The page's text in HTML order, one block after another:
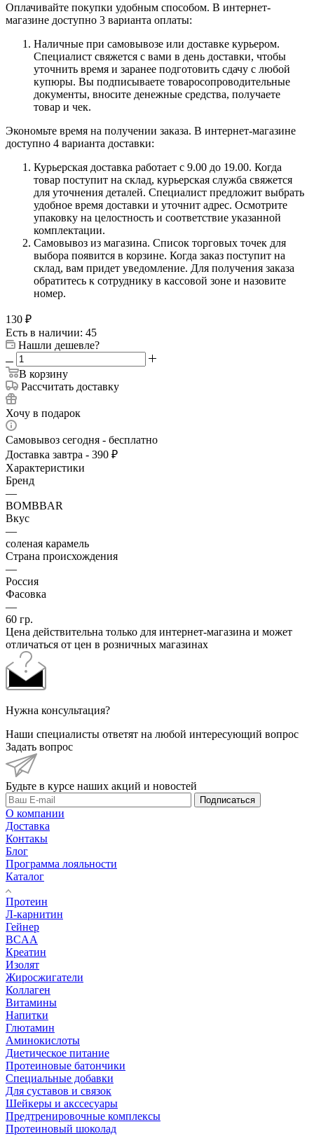
Оплачивайте покупки удобным способом. В интернет-
магазине доступно 3 варианта оплаты:
Наличные при самовывозе или доставке курьером.
Специалист свяжется с вами в день доставки, чтобы
уточнить время и заранее подготовить сдачу с любой
купюры. Вы подписываете товаросопроводительные
документы, вносите денежные средства, получаете
товар и чек.
Экономьте время на получении заказа. В интернет-магазине
доступно 4 варианта доставки:
Курьерская доставка работает с 9.00 до 19.00. Когда
товар поступит на склад, курьерская служба свяжется
для уточнения деталей. Специалист предложит выбрать
удобное время доставки и уточнит адрес. Осмотрите
упаковку на целостность и соответствие указанной
комплектации.
Самовывоз из магазина. Список торговых точек для
выбора появится в корзине. Когда заказ поступит на
склад, вам придет уведомление. Для получения заказа
обратитесь к сотруднику в кассовой зоне и назовите
номер.
130 ₽
Есть в наличии: 45
Нашли дешевле?
В корзину
Рассчитать доставку
Хочу в подарок
Самовывоз сегодня - бесплатно
Доставка завтра - 390 ₽
Характеристики
Бренд
—
BOMBBAR
Вкус
—
соленая карамель
Страна происхождения
—
Россия
Фасовка
—
60 гр.
Цена действительна только для интернет-магазина и может
отличаться от цен в розничных магазинах
Нужна консультация?
Наши специалисты ответят на любой интересующий вопрос
Задать вопрос
Будьте в курсе наших акций и новостей
Подписаться
О компании
Доставка
Контакы
Блог
Программа лояльности
Каталог
Протеин
Л-карнитин
Гейнер
BCAA
Креатин
Изолят
Жиросжигатели
Коллаген
Витамины
Напитки
Глютамин
Аминокислоты
Диетическое питание
Протеиновые батончики
Специальные добавки
Для суставов и связок
Шейкеры и акссесуары
Предтренировочные комплексы
Протеиновый шоколад